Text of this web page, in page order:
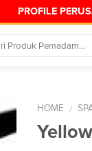
PROFILE
HOME /